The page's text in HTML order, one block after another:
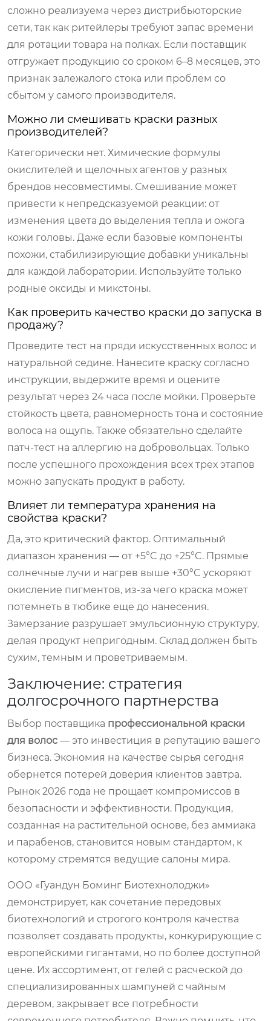
сложно реализуема через дистрибьюторские
сети, так как ритейлеры требуют запас времени
для ротации товара на полках. Если поставщик
отгружает продукцию со сроком 6–8 месяцев, это
признак залежалого стока или проблем со
сбытом у самого производителя.
Можно ли смешивать краски разных
производителей?
Категорически нет. Химические формулы
окислителей и щелочных агентов у разных
брендов несовместимы. Смешивание может
привести к непредсказуемой реакции: от
изменения цвета до выделения тепла и ожога
кожи головы. Даже если базовые компоненты
похожи, стабилизирующие добавки уникальны
для каждой лаборатории. Используйте только
родные оксиды и микстоны.
Как проверить качество краски до запуска в
продажу?
Проведите тест на пряди искусственных волос и
натуральной седине. Нанесите краску согласно
инструкции, выдержите время и оцените
результат через 24 часа после мойки. Проверьте
стойкость цвета, равномерность тона и состояние
волоса на ощупь. Также обязательно сделайте
патч-тест на аллергию на добровольцах. Только
после успешного прохождения всех трех этапов
можно запускать продукт в работу.
Влияет ли температура хранения на
свойства краски?
Да, это критический фактор. Оптимальный
диапазон хранения — от +5°C до +25°C. Прямые
солнечные лучи и нагрев выше +30°C ускоряют
окисление пигментов, из-за чего краска может
потемнеть в тюбике еще до нанесения.
Замерзание разрушает эмульсионную структуру,
делая продукт непригодным. Склад должен быть
сухим, темным и проветриваемым.
Заключение: стратегия
долгосрочного партнерства
Выбор поставщика профессиональной краски
для волос — это инвестиция в репутацию вашего
бизнеса. Экономия на качестве сырья сегодня
обернется потерей доверия клиентов завтра.
Рынок 2026 года не прощает компромиссов в
безопасности и эффективности. Продукция,
созданная на растительной основе, без аммиака
и парабенов, становится новым стандартом, к
которому стремятся ведущие салоны мира.
ООО «Гуандун Боминг Биотехнолоджи»
демонстрирует, как сочетание передовых
биотехнологий и строгого контроля качества
позволяет создавать продукты, конкурирующие с
европейскими гигантами, но по более доступной
цене. Их ассортимент, от гелей с расческой до
специализированных шампуней с чайным
деревом, закрывает все потребности